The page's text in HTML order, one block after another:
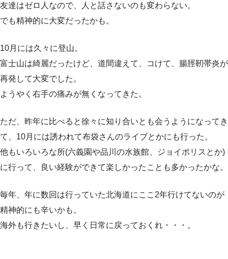
友達はゼロ人なので、人と話さないのも変わらない。
でも精神的に大変だったかも。
10月には久々に登山。
富士山は綺麗だったけど、道間違えて、コけて、腸脛靭帯炎が
再発して大変でした。
ようやく右手の痛みが無くなってきた。
ただ、昨年に比べると徐々に知り合いとも会うようになってき
て、10月には誘われて布袋さんのライブとかにも行った。
他もいろいろな所(六義園や品川の水族館、ジョイポリスとか)
に行って、良い経験ができて楽しかったことも多かったかな。
毎年、年に数回は行っていた北海道にここ2年行けてないのが
精神的にも辛いかも。
海外も行きたいし、早く日常に戻っておくれ・・・。